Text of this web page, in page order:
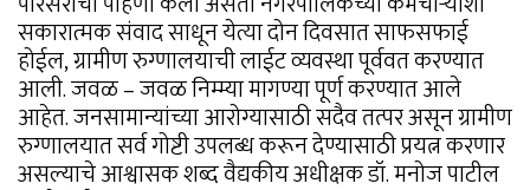
सकारात्मक संवाद साधून येत्या दोन दिवसात साफसफाई
होईल, ग्रामीण रुग्णालयाची लाईट व्यवस्था पूर्ववत करण्यात
आली. जवळ – जवळ निम्म्या मागण्या पूर्ण करण्यात आले
आहेत. जनसामान्यांच्या आरोग्यासाठी सदैव तत्पर असून ग्रामीण
रुग्णालयात सर्व गोष्टी उपलब्ध करून देण्यासाठी प्रयत्न करणार
असल्याचे आश्वासक शब्द वैद्यकीय अधीक्षक डॉ. मनोज पाटील